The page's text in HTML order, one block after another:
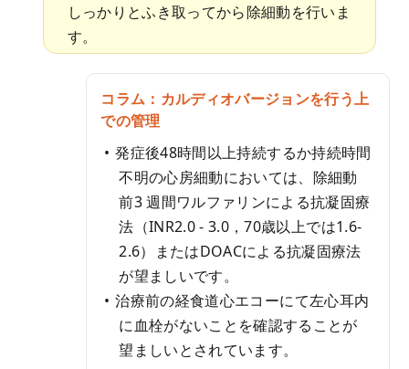
しっかりとふき取ってから除細動を行いま
す。
コラム：カルディオバージョンを行う上
での管理
発症後48時間以上持続するか持続時間
不明の心房細動においては、除細動
前3 週間ワルファリンによる抗凝固療
法（INR2.0 - 3.0，70歳以上では1.6-
2.6）またはDOACによる抗凝固療法
が望ましいです。
治療前の経食道心エコーにて左心耳内
に血栓がないことを確認することが
望ましいとされています。